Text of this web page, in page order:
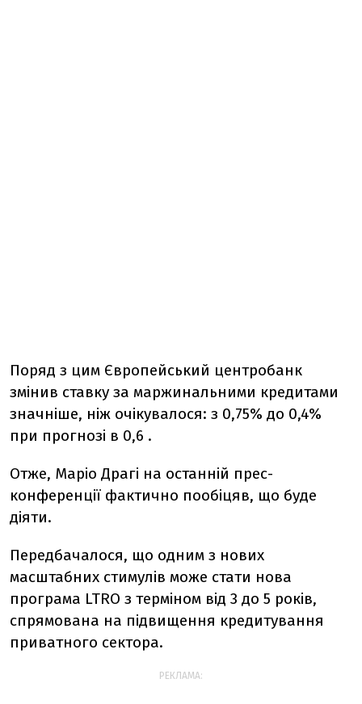
Поряд з цим Європейський центробанк
змінив ставку за маржинальними кредитами
значніше, ніж очікувалося: з 0,75% до 0,4%
при прогнозі в 0,6 .
Отже, Маріо Драгі на останній прес-
конференції фактично пообіцяв, що буде
діяти.
Передбачалося, що одним з нових
масштабних стимулів може стати нова
програма LTRO з терміном від 3 до 5 років,
спрямована на підвищення кредитування
приватного сектора.
РЕКЛАМА: